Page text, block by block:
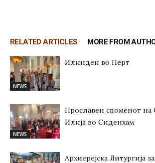
RELATED ARTICLES MORE FROM
NEWS
Илинден во Перт
NEWS
Прославен споменот на
Илија во Сиденхам
Архиерејска Литургија